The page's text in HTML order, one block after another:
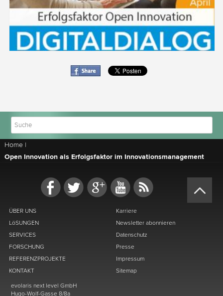
Home|
Open Innovation als Erfolgsfaktor im Innovationsmanagement
ÜBER UNS
LöSUNGEN
SERVICES
FORSCHUNG
REFERENZPROJEKTE
KONTAKT
Karriere
Newsletter abonnieren
Datenschutz
Presse
Impressum
Sitemap
evolaris next level GmbH
Hugo-Wolf-Gasse 8/8a